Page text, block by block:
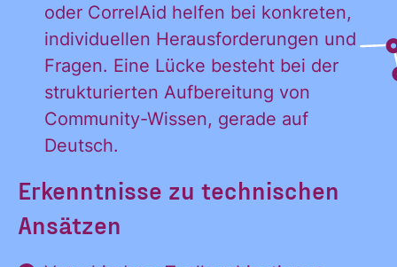
oder CorrelAid helfen bei konkreten,
individuellen Herausforderungen und
Fragen. Eine Lücke besteht bei der
strukturierten Aufbereitung von
Community-Wissen, gerade auf
Deutsch.
Erkenntnisse zu technischen
Ansätzen
Ja, ich möchte
alle
Ja, ich